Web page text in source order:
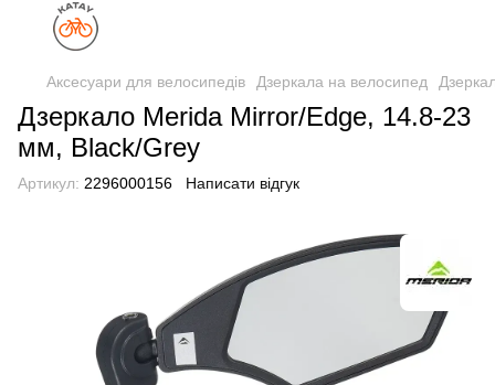
Аксесуари для велосипедів Дзеркала на велосипед
Дзеркало Merida Mirror/Edge, 14.8-23
мм, Black/Grey
Артикул: 2296000156 Написати відгук